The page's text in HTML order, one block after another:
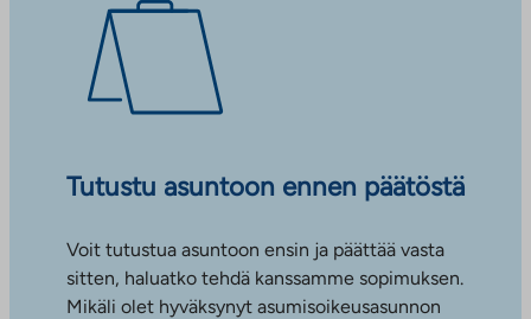
Tutustu asuntoon ennen päätöstä
Voit tutustua asuntoon ensin ja päättää vasta
sitten, haluatko tehdä kanssamme sopimuksen.
Mikäli olet hyväksynyt asumisoikeusasunnon